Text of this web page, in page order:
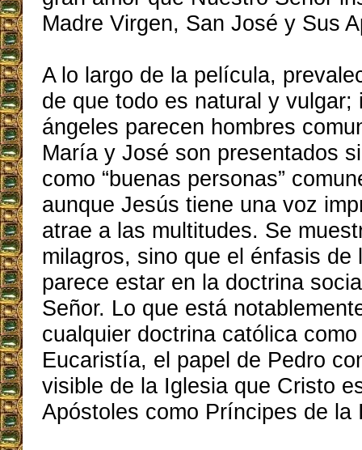
Madre Virgen, San José y Sus
A lo largo de la película,
de que todo es natural y vulgar;
ángeles parecen hombres
María y José son presentados
como “buenas personas”
aunque Jesús tiene una voz
atrae a las multitudes. Se
milagros, sino que el énfasis de
parece estar en la doctrina
Señor. Lo que está
cualquier doctrina católica
Eucaristía, el papel de Pedro
visible de la Iglesia que Cristo
Apóstoles como Príncipes de la